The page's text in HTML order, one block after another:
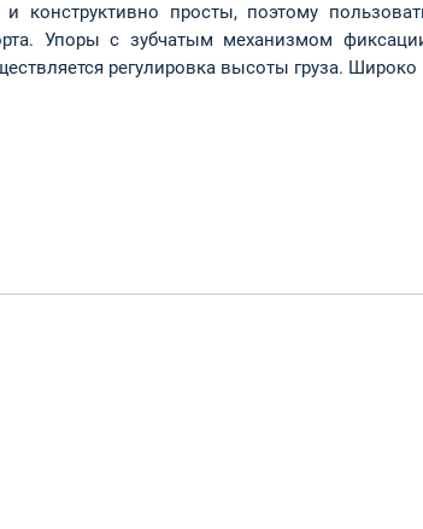
просты, поэтому
Упоры с зубчатым механизмом
регулировка высоты груза.